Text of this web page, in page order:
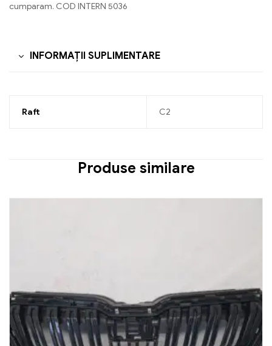
cumparam. COD INTERN 5036
INFORMAȚII SUPLIMENTARE
Raft C2
Produse similare